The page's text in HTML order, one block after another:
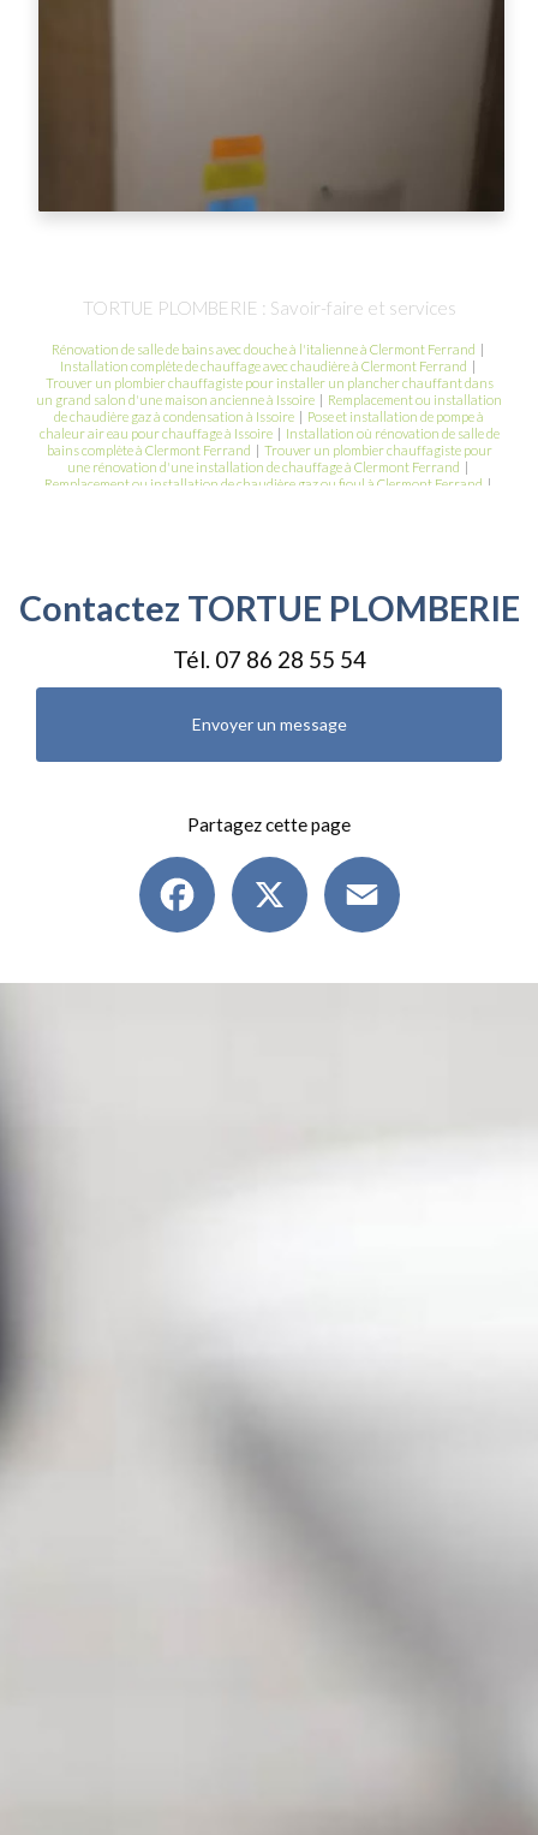
TORTUE PLOMBERIE : Savoir-faire et services
Rénovation de salle de bains avec douche à l'italienne à Clermont Ferrand
Installation complète de chauffage avec chaudière à Clermont Ferrand
Trouver un plombier chauffagiste pour installer un plancher chauffant dans
un grand salon d'une maison ancienne à Issoire
Remplacement ou installation
de chaudière gaz à condensation à Issoire
Pose et installation de pompe à
chaleur air eau pour chauffage à Issoire|
Installation où rénovation de salle de
bains complète à Clermont Ferrand
Trouver un plombier chauffagiste pour
une rénovation d'une installation de chauffage à Clermont Ferrand
Remplacement ou installation de chaudière gaz ou fioul à Clermont Ferrand |
Contactez TORTUE PLOMBERIE
Tél. 07 86 28 55 54
Envoyer un message
Partagez cette page
Facebook